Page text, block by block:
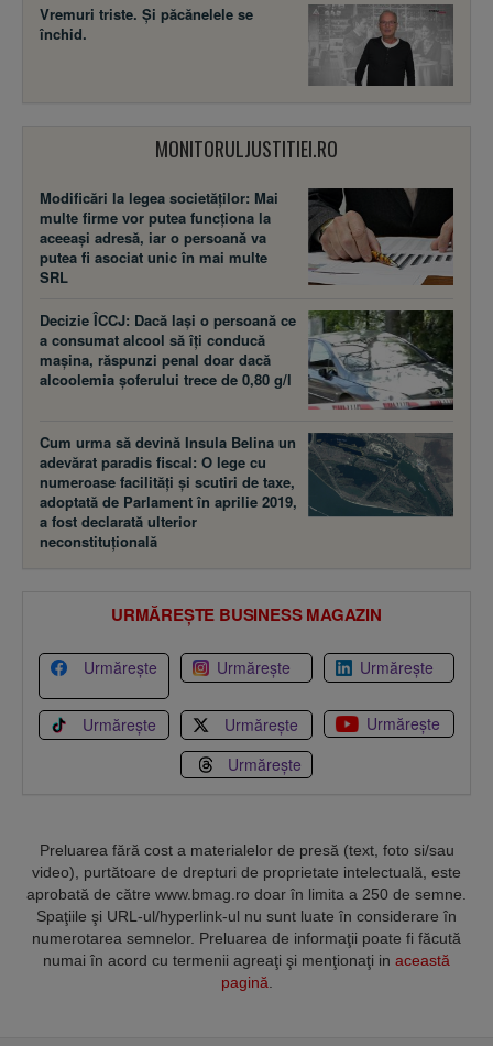
Vremuri triste. Şi păcănelele se
închid.
MONITORULJUSTITIEI.RO
Modificări la legea societăţilor: Mai
multe firme vor putea funcţiona la
aceeaşi adresă, iar o persoană va
putea fi asociat unic în mai multe
SRL
Decizie ÎCCJ: Dacă laşi o persoană ce
a consumat alcool să îţi conducă
maşina, răspunzi penal doar dacă
alcoolemia şoferului trece de 0,80 g/l
Cum urma să devină Insula Belina un
adevărat paradis fiscal: O lege cu
numeroase facilităţi şi scutiri de taxe,
adoptată de Parlament în aprilie 2019,
a fost declarată ulterior
neconstituţională
URMĂREȘTE BUSINESS MAGAZIN
Urmărește Urmărește Urmărește
Urmărește Urmărește
Urmărește
Urmărește
Preluarea fără cost a materialelor de presă (text, foto si/sau
video), purtătoare de drepturi de proprietate intelectuală, este
aprobată de către www.bmag.ro doar în limita a 250 de semne.
Spaţiile şi URL-ul/hyperlink-ul nu sunt luate în considerare în
numerotarea semnelor. Preluarea de informaţii poate fi făcută
numai în acord cu termenii agreaţi şi menţionaţi in această
pagină